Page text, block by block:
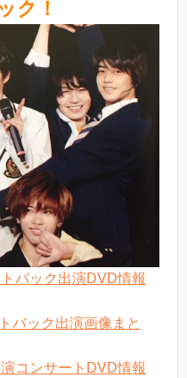
ク！
バック出演DVD情報
バック出演画像まと
コンサートDVD情報